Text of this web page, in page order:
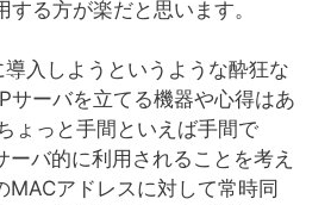
る方が楽だと思います。
入しようというような酔狂な
サーバを立てる機器や心得はあ
ょっと手間といえば手間で
バ的に利用されることを考え
MACアドレスに対して常時同